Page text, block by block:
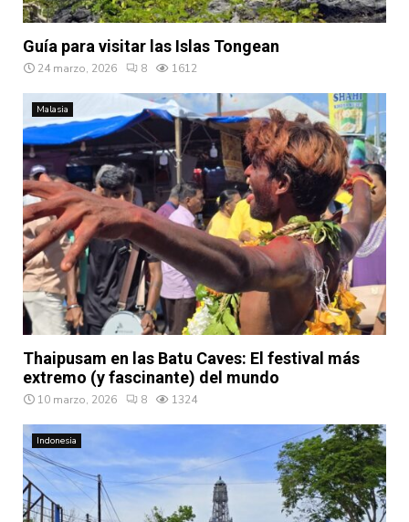
Guía para visitar las Islas Tongean
24 marzo, 2026 8 1612
Malasia
Thaipusam en las Batu Caves: El festival más
extremo (y fascinante) del mundo
10 marzo, 2026 8 1324
Indonesia